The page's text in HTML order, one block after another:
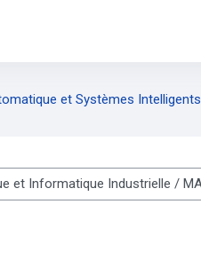
et Systèmes Intelligents